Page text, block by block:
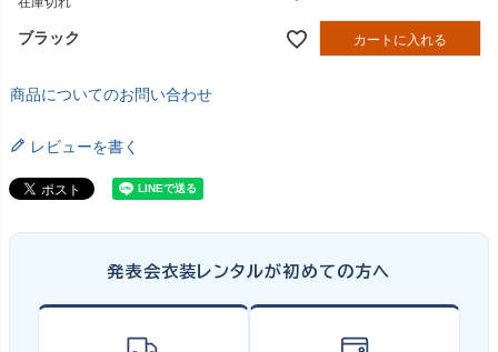
ブラック カートに入れる
商品についてのお問い合わせ
レビューを書く
発表会衣装レンタルが初めての方へ